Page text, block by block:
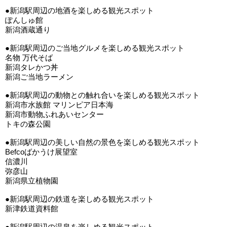
●新潟駅周辺の地酒を楽しめる観光スポット
ぽんしゅ館
新潟酒蔵通り
●新潟駅周辺のご当地グルメを楽しめる観光スポット
名物 万代そば
新潟タレかつ丼
新潟ご当地ラーメン
●新潟駅周辺の動物との触れ合いを楽しめる観光スポット
新潟市水族館 マリンピア日本海
新潟市動物ふれあいセンター
トキの森公園
●新潟駅周辺の美しい自然の景色を楽しめる観光スポット
Befcoばかうけ展望室
信濃川
弥彦山
新潟県立植物園
●新潟駅周辺の鉄道を楽しめる観光スポット
新津鉄道資料館